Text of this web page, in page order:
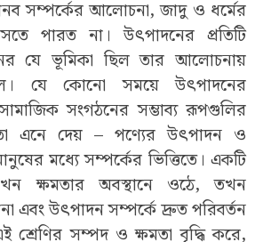
সম্পর্কের আলোচনা, জাদু ও ধর্মের
পারত না। উৎপাদনের প্রতিটি
যে ভূমিকা ছিল তার আলোচনায়
যে কোনো সময়ে উৎপাদনের
সংগঠনের সম্ভাব্য রূপগুলির
এনে দেয় – পণ্যের উৎপাদন ও
মধ্যে সম্পর্কের ভিত্তিতে। একটি
ক্ষমতার অবস্থানে ওঠে, তখন
এবং উৎপাদন সম্পর্কে দ্রুত পরিবর্তন
শ্রেণির সম্পদ ও ক্ষমতা বৃদ্ধি করে,